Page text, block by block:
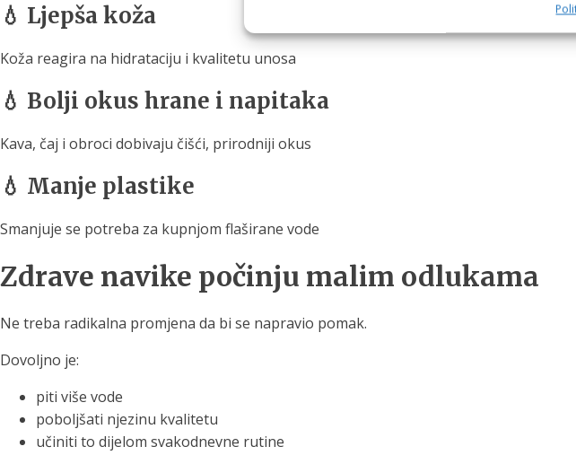
💧 Ljepša koža
Koža reagira na hidrataciju i kvalitetu unosa
💧 Bolji okus hrane i napitaka
Kava, čaj i obroci dobivaju čišći, prirodniji okus
💧 Manje plastike
Smanjuje se potreba za kupnjom flaširane vode
Zdrave navike počinju malim odlukama
Ne treba radikalna promjena da bi se napravio pomak.
Dovoljno je:
piti više vode
poboljšati njezinu kvalitetu
učiniti to dijelom svakodnevne rutine